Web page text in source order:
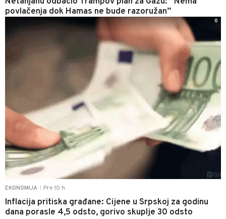
povlačenja dok Hamas ne bude razoružan”
EKONOMIJA Pre 10 h
Inflacija pritiska građane: Cijene u Srpskoj za godinu
dana porasle 4,5 odsto, gorivo skuplje 30 odsto
0